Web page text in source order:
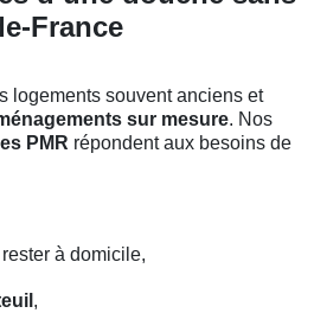
France
logements souvent anciens et
sur mesure. Nos
PMR répondent aux besoins de
à domicile,
,